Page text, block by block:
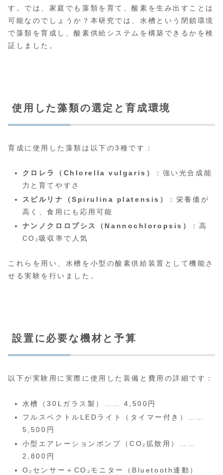
す。では、家庭でも藻類を育て、酸素を生み出すことは
可能なのでしょうか？本研究では、水槽という閉鎖環境
で藻類を育成し、酸素供給システムを構築できるかを検
証しました。
使用した藻類の選定と育成環境
育成に使用した藻類は以下の3種です：
クロレラ（Chlorella vulgaris）
：強い光合成能
力と育てやすさ
スピルリナ（Spirulina platensis）
：栄養価が
高く、食用にも応用可能
ナンノクロロプシス（Nannochloropsis）
：高
CO₂吸収率で人気
これらを用い、水槽を小型の酸素供給装置として機能さ
せる実験を行いました。
設置に必要な機材と予算
以下が実験用に実際に使用した装備と費用の詳細です：
水槽（30Lガラス製）…… 4,500円
フルスペクトルLEDライト（タイマー付き）……
5,500円
小型エアレーションポンプ（CO₂拡散用）……
2,800円
O₂センサー＋CO₂モニター（Bluetooth連動）